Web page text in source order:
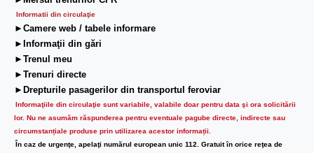
Informatii din circulaţie
►Camere web / tabele informare
►Informaţii din gări
►Trenul meu
►Trenuri directe
►Drepturile pasagerilor din transportul feroviar
Informaţiile din circulaţie sunt variabile, valabile doar pentru data şi ora solicitării
lor. Nu ne asumăm răspunderea pentru eventuale pagube directe, indirecte sau
circumstanțiale produse prin utilizarea acestor informații.
În caz de urgenţe, apelaţi numărul european unic 112. Gratuit în orice reţea de